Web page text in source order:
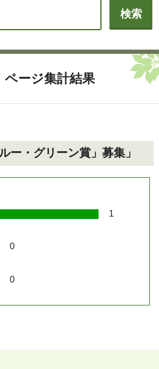
ページ集計結果
ー・グリーン賞」募集」
1
0
0